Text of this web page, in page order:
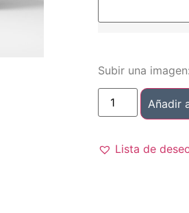
Subir una imagen:
Añadir
Lista de